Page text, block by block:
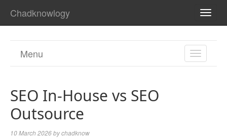
Chadknowlogy
TOGGLE
Menu
SEO In-House vs SEO
Outsource
10 March 2026bychadknow